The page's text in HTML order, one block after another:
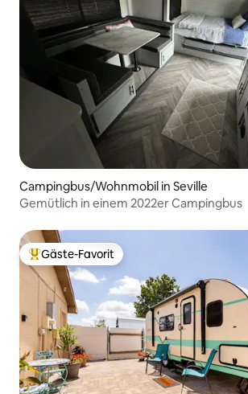
Campingbus/Wohnmobil in Seville
Gemütlich in einem 2022er Campingbus
Beliebter Gäste-Favorit.
Gäste-Favorit